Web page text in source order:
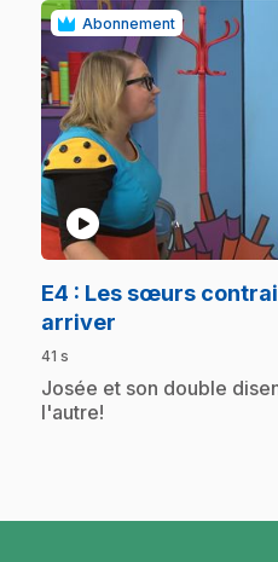
Abonnement
play_circle
E4 : Les sœurs
arriver
41 s
.Josée et son double
l'autre!